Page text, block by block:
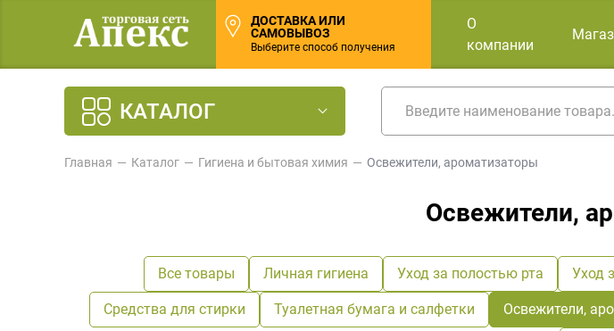
ДОСТАВКА ИЛИ
САМОВЫВОЗ
Выберите способ получения
О
компании
КАТАЛОГ
Главная Каталог Гигиена и бытовая химия Освежители, ароматизаторы
Освежители,
Все товары Личная гигиена Уход за полостью рта Уход
Средства для стирки Туалетная бумага и салфетки Освежители,